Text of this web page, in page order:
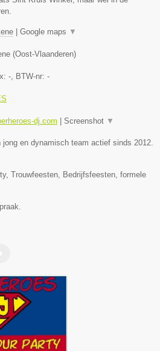
| Google maps ▼
(Oost-Vlaanderen)
- , BTW-nr: -
dj.com | Screenshot ▼
en dynamisch team actief sinds 2012.
Trouwfeesten, Bedrijfsfeesten, formele